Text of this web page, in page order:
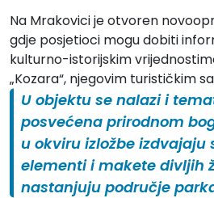
Na Mrakovici je otvoren
gdje posjetioci mogu dobiti
kulturno-istorijskim
„Kozara“, njegovim turističkim
U objektu se nalazi i
posvećena prirodnom
u okviru izložbe izdvajaju
elementi i makete divljih
nastanjuju područje